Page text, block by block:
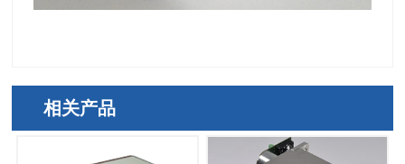
相关产品